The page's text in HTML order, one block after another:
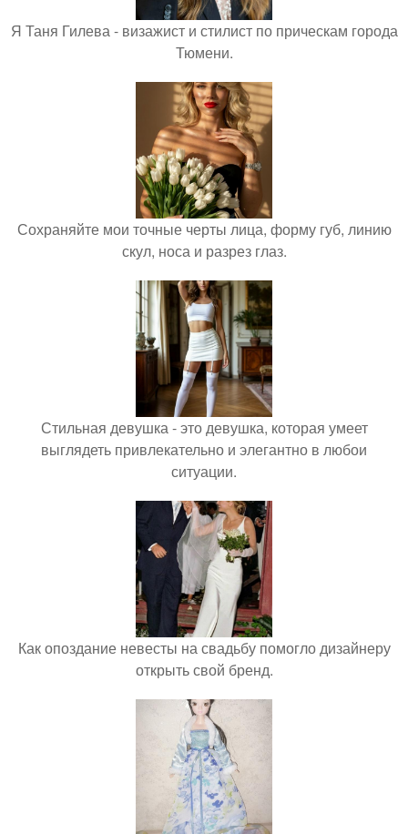
Я Таня Гилева - визажист и стилист по прическам города
Тюмени.
Сохраняйте мои точные черты лица, форму губ, линию
скул, носа и разрез глаз.
Стильная девушка - это девушка, которая умеет
выглядеть привлекательно и элегантно в любои
ситуации.
Как опоздание невесты на свадьбу помогло дизайнеру
открыть свой бренд.